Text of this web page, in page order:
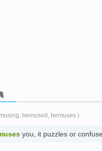
bemused, bemuses )
you, it puzzles or